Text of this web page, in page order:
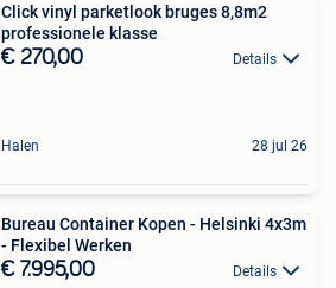
Click vinyl parketlook bruges 8,8m2
professionele klasse
€ 270,00 Details
Halen 28 jul 26
Bureau Container Kopen - Helsinki 4x3m
- Flexibel Werken
€ 7.995,00 Details